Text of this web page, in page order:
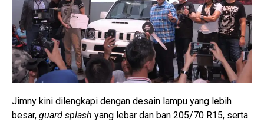
Jimny kini dilengkapi dengan desain lampu yang lebih
besar, guard splash yang lebar dan ban 205/70 R15, serta